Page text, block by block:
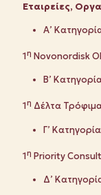
Εταιρείες,
Α’
1η Novonordisk
Β’
1η Δέλτα
Γ’
1η Priority
Δ’